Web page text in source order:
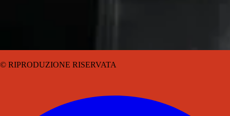
© RIPRODUZIONE RISERVATA